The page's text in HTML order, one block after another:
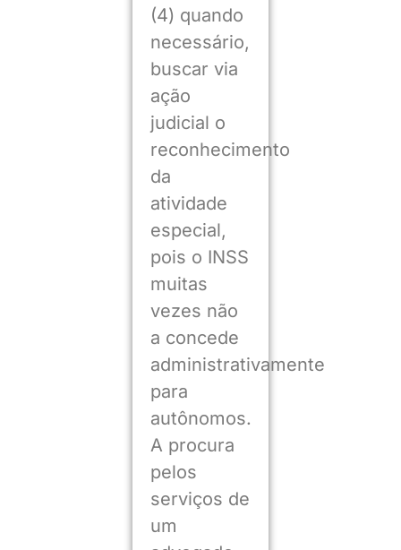
(4) quando
necessário,
buscar via
ação
judicial o
reconhecimento
da
atividade
especial,
pois o INSS
muitas
vezes não
a concede
administrativamente
para
autônomos.
A procura
pelos
serviços de
um